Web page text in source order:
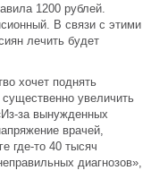
1200 рублей.
В связи с этими
лечить будет
хочет поднять
увеличить
за вынужденных
врачей,
где-то 40 тысяч
диагнозов»,